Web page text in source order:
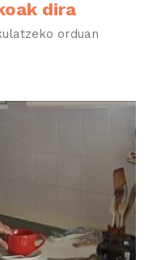
dira
orduan